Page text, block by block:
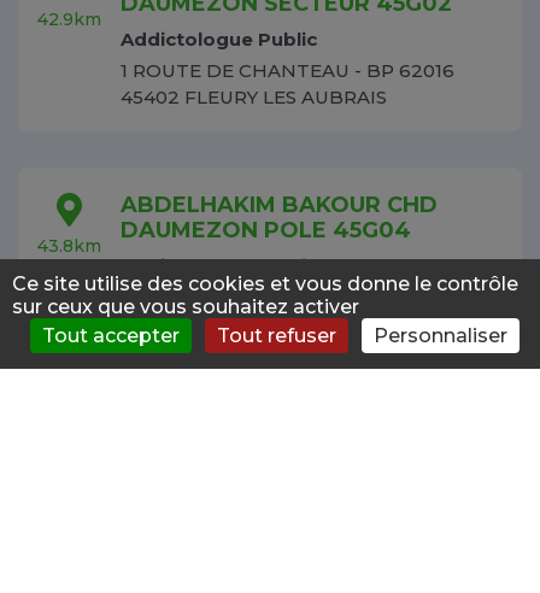
Menu S'évaluer Consulter Forum News
42.9km
Addictologue Public
1 ROUTE DE CHANTEAU - BP 62016
45402 FLEURY LES AUBRAIS
43.8km
ABDELHAKIM BAKOUR CHD
DAUMEZON POLE 45G04
Addictologue Public
1 ROUTE DE CHANTEAU
45400 FLEURY LES AUBRAIS
Ce site utilise des cookies et vous donne le contrôle
sur ceux que vous souhaitez activer
Tout accepter
Tout refuser Personnaliser